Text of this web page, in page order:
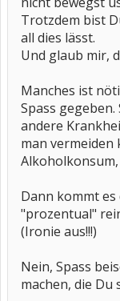
Trotzdem bist
all dies lässt.
Und glaub mir,
Manches ist
Spass
andere
man vermeiden
Dann kommt es
"prozentual"
(Ironie aus!!!)
Nein, Spass
machen, die Du